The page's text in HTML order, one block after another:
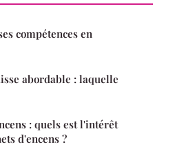
compétences en
abordable : laquelle
: quels est l'intérêt
d'encens ?